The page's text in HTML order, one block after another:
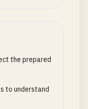
the prepared
to understand